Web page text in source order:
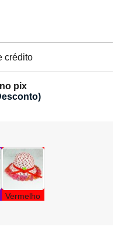
crédito
pix
Vermelho